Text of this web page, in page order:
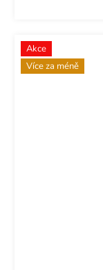
Akce
Více za méně